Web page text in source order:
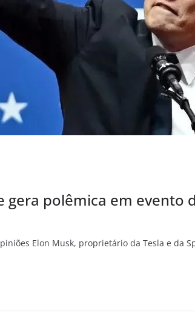
gera polêmica em evento
Elon Musk, proprietário da Tesla e da